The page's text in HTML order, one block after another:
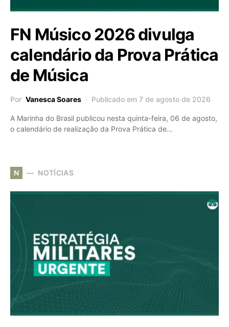
FN Músico 2026 divulga
calendário da Prova Prática
de Música
Por Vanesca Soares Publicado em 7 de agosto de 2026
A Marinha do Brasil publicou nesta quinta-feira, 06 de agosto,
o calendário de realização da Prova Prática de…
N NOTÍCIAS